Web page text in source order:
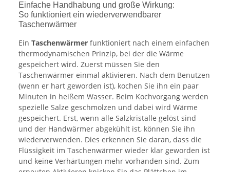
Einfache Handhabung und große Wirkung:
So funktioniert ein wiederverwendbarer
Taschenwärmer
Ein Taschenwärmer funktioniert nach einem einfachen
thermodynamischen Prinzip, bei der die Wärme
gespeichert wird. Zuerst müssen Sie den
Taschenwärmer einmal aktivieren. Nach dem Benutzen
(wenn er hart geworden ist), kochen Sie ihn ein paar
Minuten in heißem Wasser. Beim Kochvorgang werden
spezielle Salze geschmolzen und dabei wird Wärme
gespeichert. Erst, wenn alle Salzkristalle gelöst sind
und der Handwärmer abgekühlt ist, können Sie ihn
wiederverwenden. Dies erkennen Sie daran, dass die
Flüssigkeit im Taschenwärmer wieder klar geworden ist
und keine Verhärtungen mehr vorhanden sind. Zum